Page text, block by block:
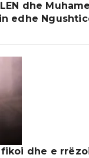
dhe
edhe
dhe e